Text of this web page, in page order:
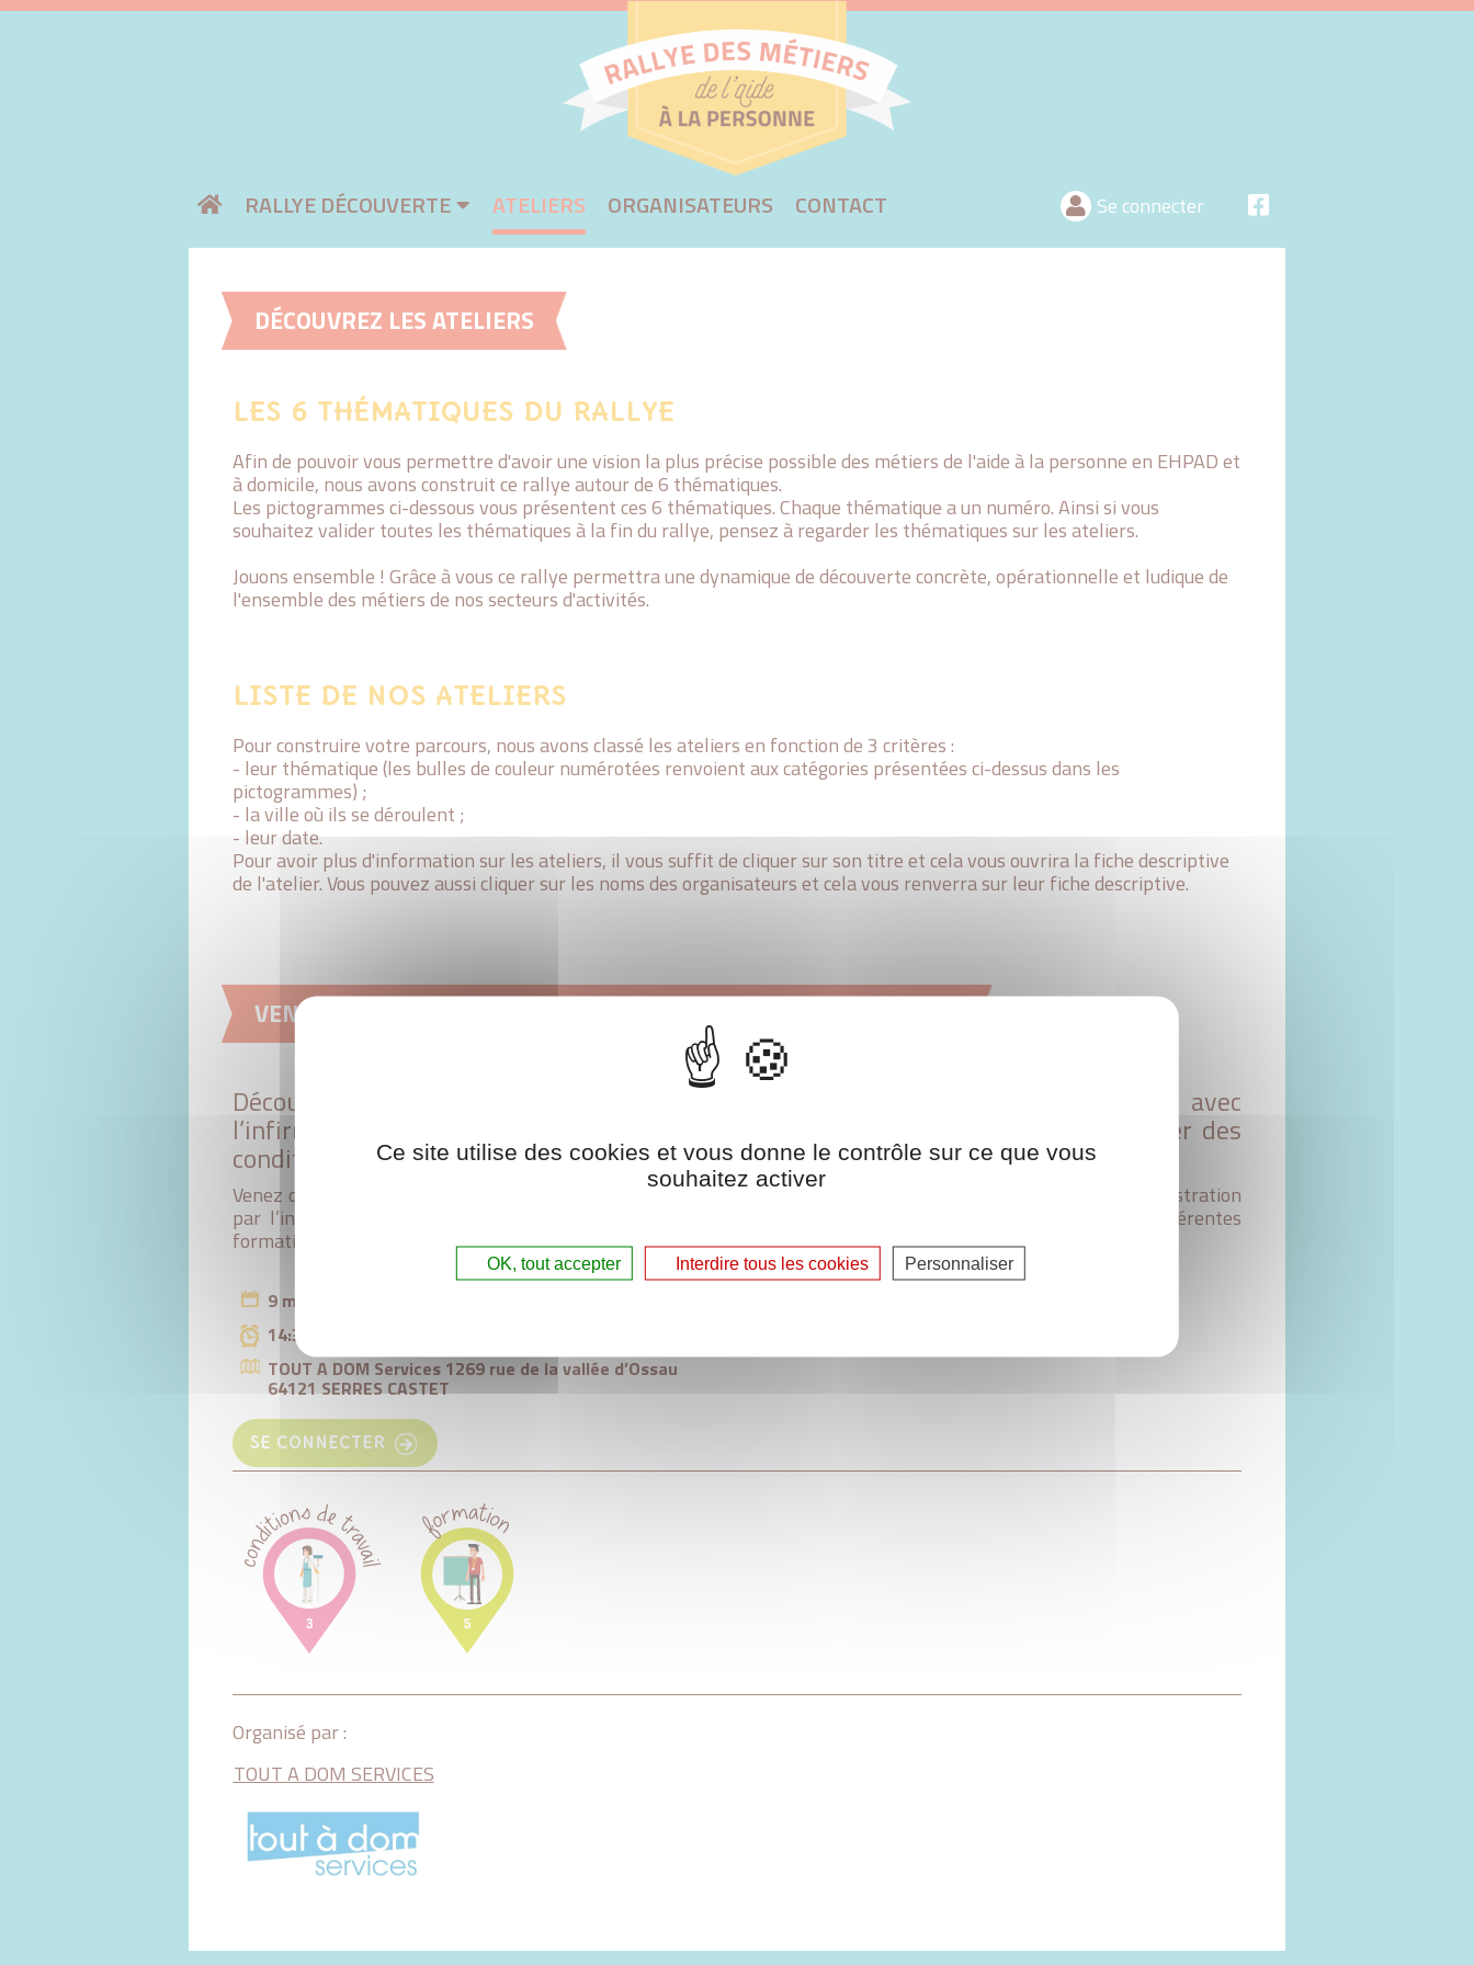
au
contenu
RALLYE DÉCOUVERTE ATELIERS ORGANISATEURS CONTACT Se connecter
DÉCOUVREZ LES ATELIERS
LES 6 THÉMATIQUES DU RALLYE
Afin de pouvoir vous permettre d'avoir une vision la plus précise possible des métiers de l'aide à la personne en EHPAD et
à domicile, nous avons construit ce rallye autour de 6 thématiques.
Les pictogrammes ci-dessous vous présentent ces 6 thématiques. Chaque thématique a un numéro. Ainsi si vous
souhaitez valider toutes les thématiques à la fin du rallye, pensez à regarder les thématiques sur les ateliers.
Jouons ensemble ! Grâce à vous ce rallye permettra une dynamique de découverte concrète, opérationnelle et ludique de
l'ensemble des métiers de nos secteurs d'activités.
LISTE DE NOS ATELIERS
Pour construire votre parcours, nous avons classé les ateliers en fonction de 3 critères :
- leur thématique (les bulles de couleur numérotées renvoient aux catégories présentées ci-dessus dans les
pictogrammes) ;
- la ville où ils se déroulent ;
- leur date.
Pour avoir plus d'information sur les ateliers, il vous suffit de cliquer sur son titre et cela vous ouvrira la fiche descriptive
de l'atelier. Vous pouvez aussi cliquer sur les noms des organisateurs et cela vous renverra sur leur fiche descriptive.
VENEZ DÉCOUVRIR L’ÉQUIPEMENT DU SUPER HÉROS À DOMICILE !
Découvrez tout l’équipement de l’auxiliaire de vie à domicile autour d’un atelier avec
l’infirmière de l’Agence. Notre priorité : prendre soin de nos super héros et assurer des
conditions de travail optimales.
Venez découvrir l’équipement de nos super héros lors d’un atelier interactif dans notre chambre témoin : démonstration
par l’infirmière de l’Agence des aides techniques à disposition des auxiliaires de vie et présentation des différentes
formations proposées dans notre Agence.
9 mai 2022
14:30 à 16:30
TOUT A DOM Services 1269 rue de la vallée d’Ossau
64121 SERRES CASTET
SE CONNECTER
Organisé par :
TOUT A DOM SERVICES
Ce site utilise des cookies et vous donne le contrôle sur ce que vous
souhaitez activer
OK, tout accepter Interdire tous les cookies Personnaliser